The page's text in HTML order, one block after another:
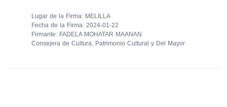
Lugar de la Firma: MELILLA
Fecha de la Firma: 2024-01-22
Firmante: FADELA MOHATAR MAANAN
Consejera de Cultura, Patrimonio Cultural y Del Mayor